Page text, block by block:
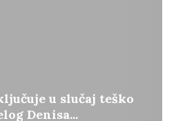
u slučaj teško
Denisa...